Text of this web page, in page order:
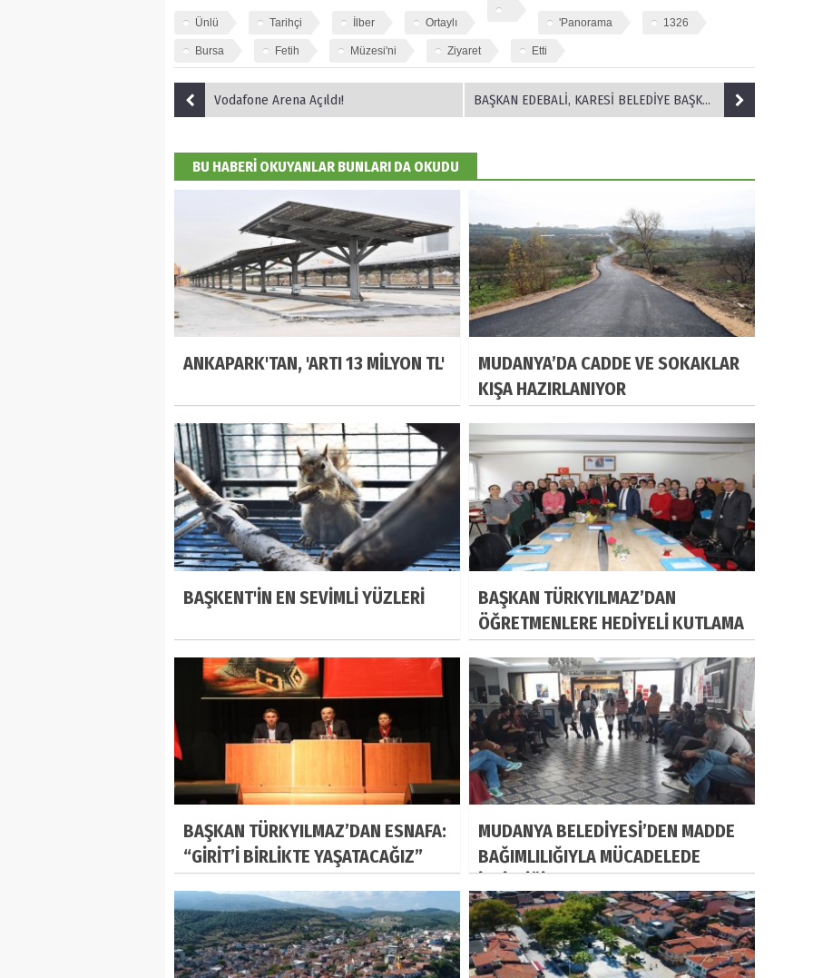
Ünlü Tarihçi İlber Ortaylı 'Panorama 1326
Bursa Fetih Müzesi'ni Ziyaret Etti
Vodafone Arena Açıldı! BAŞKAN EDEBALİ, KARESİ BELEDİYE BAŞKANI YÜCEL YILMAZ’I AĞIRLADI
BU HABERİ OKUYANLAR BUNLARI DA OKUDU
ANKAPARK'TAN, 'ARTI 13 MİLYON TL'
MUDANYA’DA CADDE VE SOKAKLAR
KIŞA HAZIRLANIYOR
BAŞKENT'İN EN SEVİMLİ YÜZLERİ
BAŞKAN TÜRKYILMAZ’DAN
ÖĞRETMENLERE HEDİYELİ KUTLAMA
BAŞKAN TÜRKYILMAZ’DAN ESNAFA:
“GİRİT’İ BİRLİKTE YAŞATACAĞIZ”
MUDANYA BELEDİYESİ’DEN MADDE
BAĞIMLILIĞIYLA MÜCADELEDE